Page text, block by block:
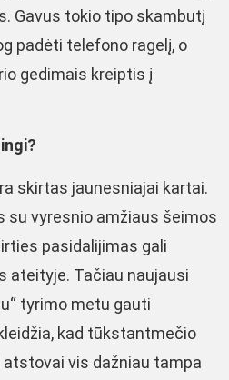
Gavus tokio tipo skambutį
padėti telefono ragelį, o
gedimais kreiptis į
skirtas jaunesniajai kartai.
su vyresnio amžiaus šeimos
pasidalijimas gali
ateityje. Tačiau naujausi
tyrimo metu gauti
kad tūkstantmečio
vis dažniau tampa